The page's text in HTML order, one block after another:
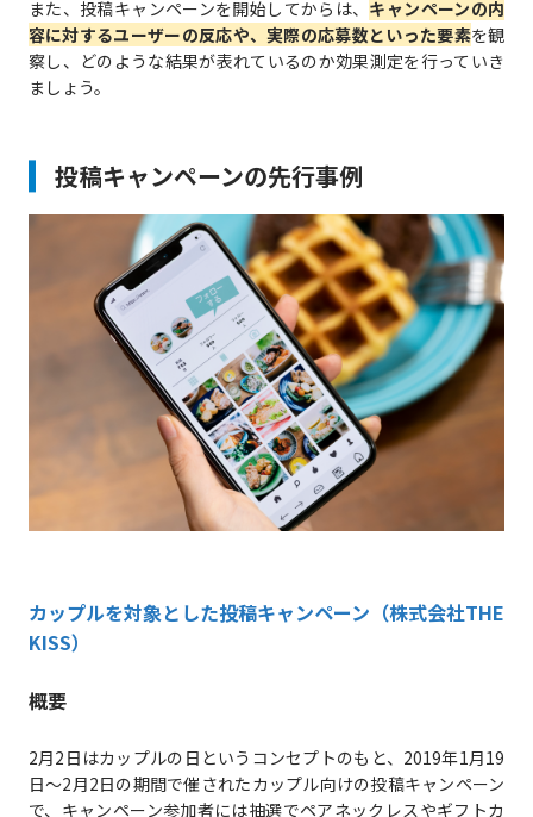
また、投稿キャンペーンを開始してからは、 キャンペーンの内
容に対するユーザーの反応や、実際の応募数といった要素を観
察し、どのような結果が表れているのか効果測定を行っていき
ましょう。
投稿キャンペーンの先行事例
カップルを対象とした投稿キャンペーン（株式会社THE
KISS）
概要
2月2日はカップルの日というコンセプトのもと、2019年1月19
日〜2月2日の期間で催されたカップル向けの投稿キャンペーン
で、キャンペーン参加者には抽選でペアネックレスやギフトカ